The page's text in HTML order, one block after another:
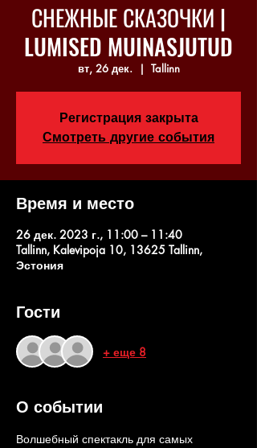
СНЕЖНЫЕ СКАЗОЧКИ |
LUMISED MUINASJUTUD
вт, 26 дек.
  |
Tallinn
Регистрация закрыта
Смотреть другие события
Время и место
26 дек. 2023 г., 11:00 – 11:40
Tallinn, Kalevipoja 10, 13625 Tallinn,
Эстония
Гости
+ еще 8
О событии
Волшебный спектакль для самых